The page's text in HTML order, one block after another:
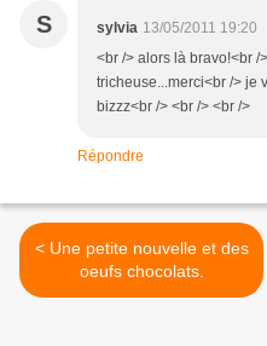
S sylvia 13/05/2011 19:20
<br /> alors là bravo!<br /
tricheuse...merci<br /> je
bizzz<br /> <br /> <br />
Répondre
< Une petite nouvelle et des
oeufs chocolats.